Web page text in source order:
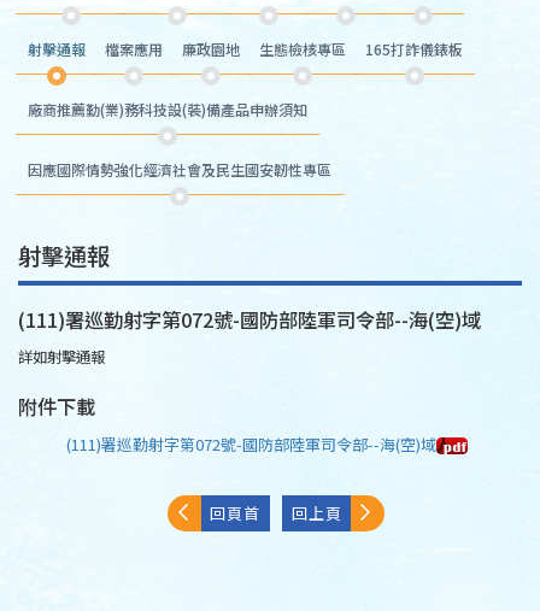
射擊通報 檔案應用 廉政園地 生態檢核專區 165打詐儀錶板
廠商推薦勤(業)務科技設(裝)備產品申辦須知
因應國際情勢強化經濟社會及民生國安韌性專區
射擊通報
(111)署巡勤射字第072號-國防部陸軍司令部--海(空)域
詳如射擊通報
附件下載
(111)署巡勤射字第072號-國防部陸軍司令部--海(空)域
回頁首 回上頁